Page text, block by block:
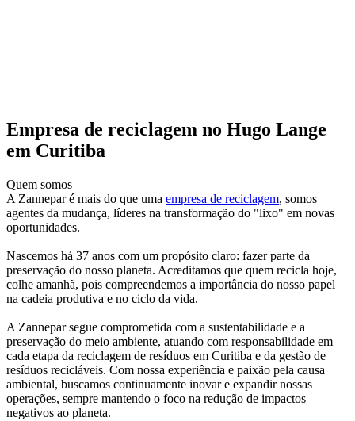
Empresa de reciclagem no Hugo Lange
em Curitiba
Quem somos
A Zannepar é mais do que uma empresa de reciclagem, somos
agentes da mudança, líderes na transformação do "lixo" em novas
oportunidades.
Nascemos há 37 anos com um propósito claro: fazer parte da
preservação do nosso planeta. Acreditamos que quem recicla hoje,
colhe amanhã, pois compreendemos a importância do nosso papel
na cadeia produtiva e no ciclo da vida.
A Zannepar segue comprometida com a sustentabilidade e a
preservação do meio ambiente, atuando com responsabilidade em
cada etapa da reciclagem de resíduos em Curitiba e da gestão de
resíduos recicláveis. Com nossa experiência e paixão pela causa
ambiental, buscamos continuamente inovar e expandir nossas
operações, sempre mantendo o foco na redução de impactos
negativos ao planeta.